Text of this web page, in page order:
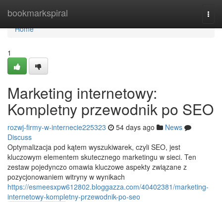
bookmarkspiral
Home
Home
1
Marketing internetowy:
Kompletny przewodnik po SEO
rozwj-firmy-w-internecie225323 54 days ago
News
Discuss
Optymalizacja pod kątem wyszukiwarek, czyli SEO, jest
kluczowym elementem skutecznego marketingu w sieci. Ten
zestaw pojedynczo omawia kluczowe aspekty związane z
pozycjonowaniem witryny w wynikach
https://esmeesxpw612802.bloggazza.com/40402381/marketing-
internetowy-kompletny-przewodnik-po-seo